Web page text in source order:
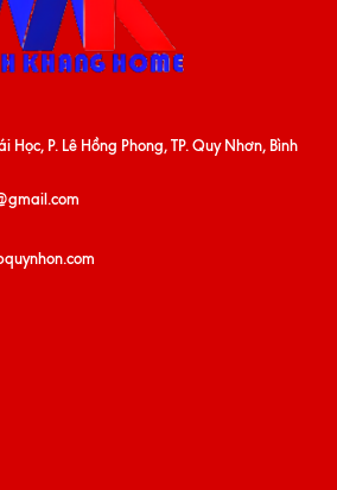
Học, P. Lê Hồng Phong, TP. Quy Nhơn, Bình